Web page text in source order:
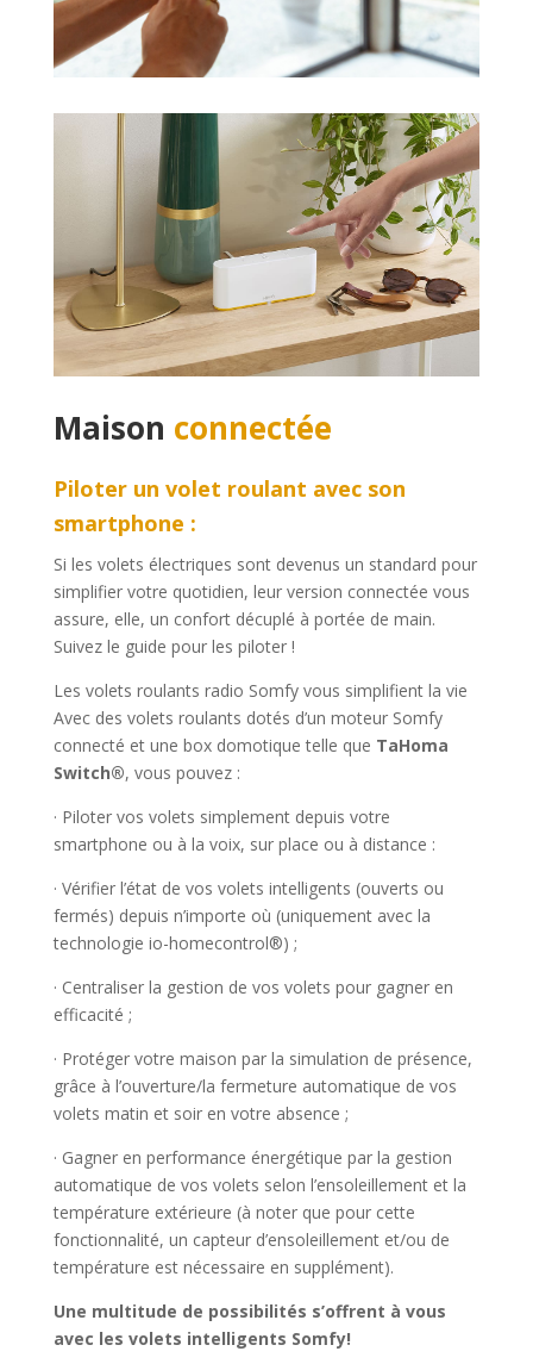
Maison connectée
Piloter un volet roulant avec son
smartphone :
Si les volets électriques sont devenus un standard pour
simplifier votre quotidien, leur version connectée vous
assure, elle, un confort décuplé à portée de main.
Suivez le guide pour les piloter !
Les volets roulants radio Somfy vous simplifient la vie
Avec des volets roulants dotés d’un moteur Somfy
connecté et une box domotique telle que TaHoma
Switch®, vous pouvez :
· Piloter vos volets simplement depuis votre
smartphone ou à la voix, sur place ou à distance :
· Vérifier l’état de vos volets intelligents (ouverts ou
fermés) depuis n’importe où (uniquement avec la
technologie io-homecontrol®) ;
· Centraliser la gestion de vos volets pour gagner en
efficacité ;
· Protéger votre maison par la simulation de présence,
grâce à l’ouverture/la fermeture automatique de vos
volets matin et soir en votre absence ;
· Gagner en performance énergétique par la gestion
automatique de vos volets selon l’ensoleillement et la
température extérieure (à noter que pour cette
fonctionnalité, un capteur d’ensoleillement et/ou de
température est nécessaire en supplément).
Une multitude de possibilités s’offrent à vous
avec les volets intelligents Somfy!